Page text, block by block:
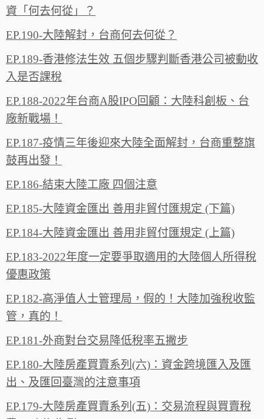
資「何去何從」？
EP.190-大陸解封，台商何去何從？
EP.189-香港修法生效 五個步驟判斷香港公司被動收
入是否課稅
EP.188-2022年台商A股IPO回顧：大陸科創板、台
廠新戰場！
EP.187-疫情三年後迎來大陸全面解封，台商重整旗
鼓再出發！
EP.186-結束大陸工廠 四個注意
EP.185-大陸資金匯出 善用非貿付匯規定 (下篇)
EP.184-大陸資金匯出 善用非貿付匯規定 (上篇)
EP.183-2022年度一定要爭取適用的大陸個人所得稅
優惠政策
EP.182-高淨值人士管理局，假的！大陸加強稅收監
管，真的！
EP.181-外商對台交易降低稅率五撇步
EP.180-大陸房產買賣系列(六)：資金跨境匯入及匯
出、及匯回臺灣的注意事項
EP.179-大陸房產買賣系列(五)：交易流程與買賣稅